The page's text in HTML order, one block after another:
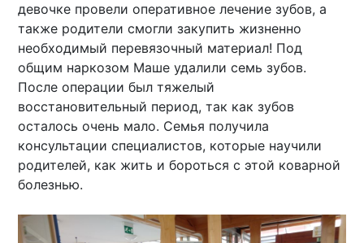
девочке провели оперативное лечение зубов, а
также родители смогли закупить жизненно
необходимый перевязочный материал! Под
общим наркозом Маше удалили семь зубов.
После операции был тяжелый
восстановительный период, так как зубов
осталось очень мало. Семья получила
консультации специалистов, которые научили
родителей, как жить и бороться с этой коварной
болезнью.